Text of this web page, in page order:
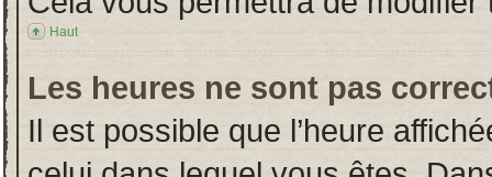
Haut
Les heures ne sont pas
Il est possible que l’heure